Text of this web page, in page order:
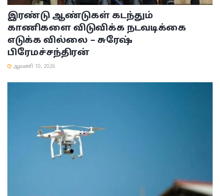
இரண்டு ஆண்டுகள் கடந்தும்
காணிகளை விடுவிக்க நடவடிக்கை
எடுக்க வில்லை – சுரேஷ்
பிரேமச்சந்திரன்
ஆவணி 10, 2026